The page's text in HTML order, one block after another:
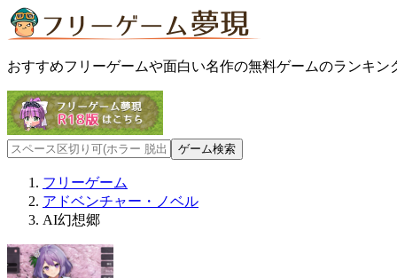
おすすめフリーゲームや面白い名作の無料ゲームのランキン
フリーゲーム
アドベンチャー・ノベル
AI幻想郷